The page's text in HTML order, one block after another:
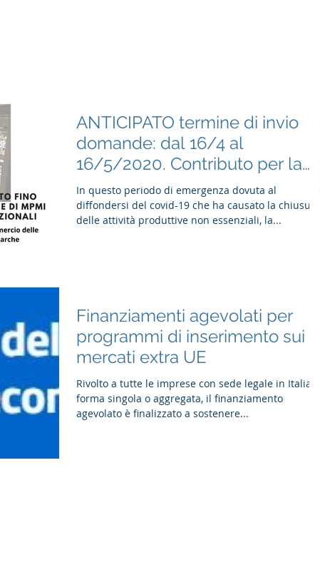
ANTICIPATO termine di invio
domande: dal 16/4 al
16/5/2020. Contributo per la
partecipazione di MPMI
In questo periodo di emergenza dovuta al
diffondersi del covid-19 che ha causato la chiusura
delle attività produttive non essenziali, la...
Finanziamenti agevolati per
programmi di inserimento sui
mercati extra UE
Rivolto a tutte le imprese con sede legale in Italia, in
forma singola o aggregata, il finanziamento
agevolato è finalizzato a sostenere...